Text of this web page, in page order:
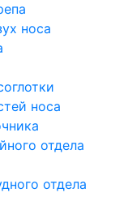
носа
носа
отдела
отдела